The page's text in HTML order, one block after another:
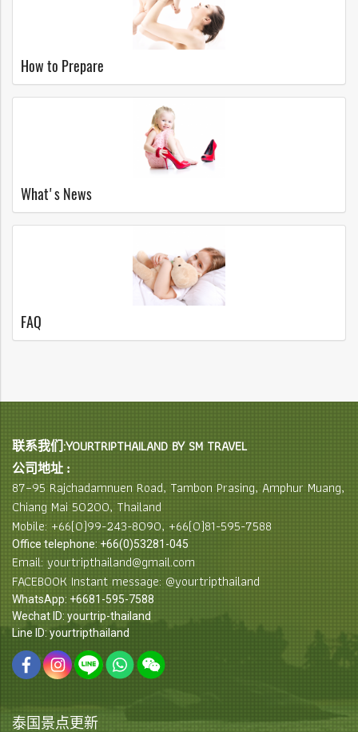
How to Prepare
What's News
FAQ
联系我们:YOURTRIPTHAILAND BY SM TRAVEL
公司地址 :
87–95 Rajchadamnuen Road, Tambon Prasing, Amphur Muang,
Chiang Mai 50200, Thailand
Mobile: +66(0)99-243-8090, +66(0)81-595-7588
Office telephone: +66(0)53281-045
Email: yourtripthailand@gmail.com
FACEBOOK Instant message: @yourtripthailand
WhatsApp: +6681-595-7588
Wechat ID: yourtrip-thailand
Line ID: yourtripthailand
泰国景点更新